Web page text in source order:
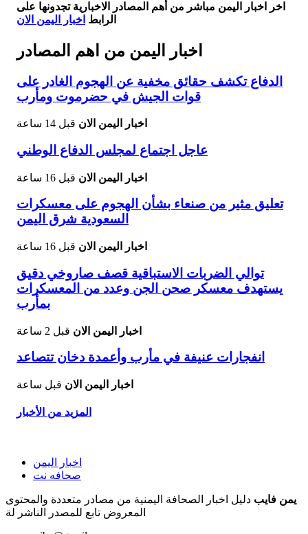
اخر اخبار اليمن مباشر من أهم المصادر الاخبارية تجدونها على
الرابط اخبار اليمن الان
اخبار اليمن من اهم المصادر
الدفاع تكشف حقائق مخفية عن الهجوم الغادر على
قوات الجيش في حضرموت ومأرب
اخبار اليمن الان قبل 14 ساعة
عاجل اجتماع لمجلس الدفاع الوطني
اخبار اليمن الان قبل 16 ساعة
تعليق مثير من صنعاء بشأن الهجوم على معسكرات
السعودية شرق اليمن
اخبار اليمن الان قبل 16 ساعة
توالي الضربات الاستباقية قصف صاروخي دقيق
يستهدف معسكر صحن الجن وعدد من المعسكرات
بمأرب
اخبار اليمن الان قبل 2 ساعة
انفجارات عنيفة في مأرب وأعمدة دخان تتصاعد
اخبار اليمن الان قبل ساعة
المزيد من الأخبار
اخبار اليمن
صحافه نت
يمن فايب دليل اخبار الصحافة اليمنية من مصادر متعددة والمحتوى
المعروض تابع للمصدر الناشر لة